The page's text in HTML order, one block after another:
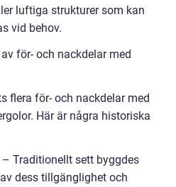
luftiga strukturer som kan
vid behov.
för- och nackdelar med
flera för- och nackdelar med
Här är några historiska
Traditionellt sett byggdes
dess tillgänglighet och